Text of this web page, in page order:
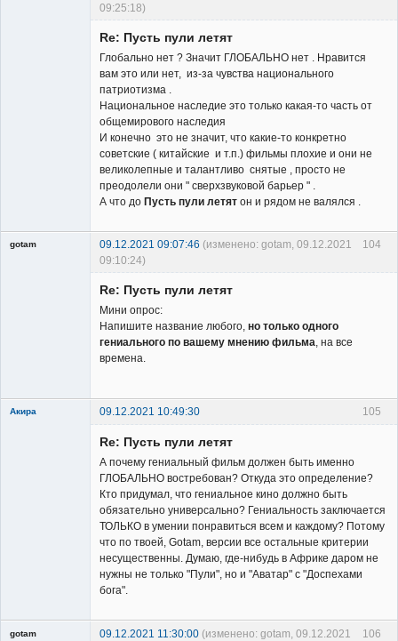
09:25:18)
Re: Пусть пули летят
Глобально нет ? Значит ГЛОБАЛЬНО нет . Нравится
вам это или нет, из-за чувства национального
патриотизма .
Национальное наследие это только какая-то часть от
общемирового наследия
И конечно это не значит, что какие-то конкретно
советские ( китайские и т.п.) фильмы плохие и они не
великолепные и талантливо снятые , просто не
преодолели они " сверхзвуковой барьер " .
А что до Пусть пули летят он и рядом не валялся .
104
gotam 09.12.2021 09:07:46 (изменено: gotam, 09.12.2021
09:10:24)
Re: Пусть пули летят
Мини опрос:
Напишите название любого, но только одного
гениального по вашему мнению фильма, на все
времена.
105
Акира 09.12.2021 10:49:30
Re: Пусть пули летят
А почему гениальный фильм должен быть именно
ГЛОБАЛЬНО востребован? Откуда это определение?
Кто придумал, что гениальное кино должно быть
обязательно универсально? Гениальность заключается
ТОЛЬКО в умении понравиться всем и каждому? Потому
что по твоей, Gotam, версии все остальные критерии
несущественны. Думаю, где-нибудь в Африке даром не
нужны не только "Пули", но и "Аватар" с "Доспехами
бога".
106
gotam 09.12.2021 11:30:00 (изменено: gotam, 09.12.2021